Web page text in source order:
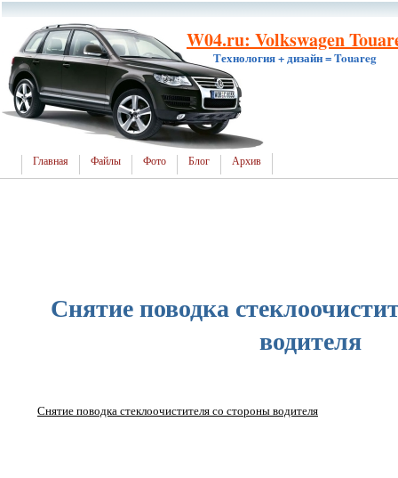
W04.ru: Volkswagen
Технология + дизайн = Touareg
Главная Файлы Фото Блог Архив
Снятие поводка
водителя
Снятие поводка стеклоочистителя со стороны водителя